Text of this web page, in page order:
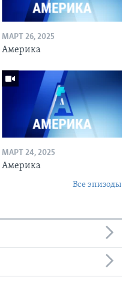
МАРТ 26, 2025
Америка
МАРТ 24, 2025
Америка
Все эпизоды